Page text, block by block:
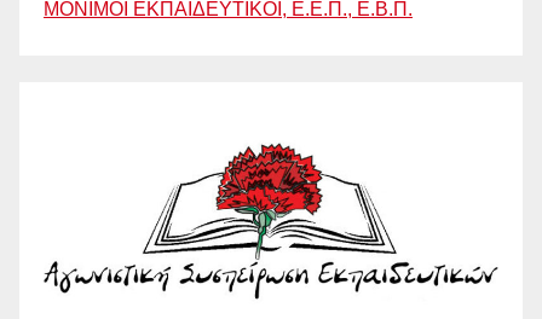
ΜΟΝΙΜΟΙ ΕΚΠΑΙΔΕΥΤΙΚΟΙ, Ε.Ε.Π., Ε.Β.Π.